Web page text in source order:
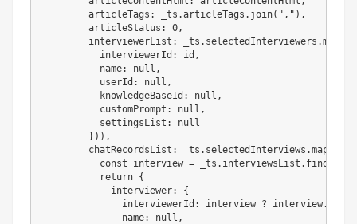
articleTags : _ts .articleTags . join( "," ) ,
articleStatus : 0 ,
interviewerList : _ts . selectedInterviewers .map
interviewerId : id ,
name: null ,
userId : null ,
knowledgeBaseId : null ,
customPrompt : null ,
settingsList :
null
} ) ) ,
chatRecordsList : _ts . selectedInterviews .map
const interview = _ts . interviewsList . find
return {
interviewer:
{
interviewerId : interview ? interview.
name: null ,